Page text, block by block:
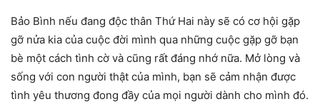
Bảo Bình nếu đang độc thân Thứ Hai này sẽ có cơ hội gặp
gỡ nửa kia của cuộc đời mình qua những cuộc gặp gỡ bạn
bè một cách tình cờ và cũng rất đáng nhớ nữa. Mở lòng và
sống với con người thật của mình, bạn sẽ cảm nhận được
tình yêu thương đong đầy của mọi người dành cho mình đó.